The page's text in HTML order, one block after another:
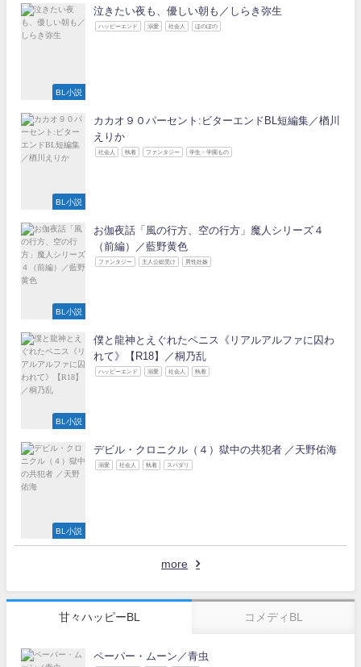
BL小説
泣きたい夜も、優しい朝も／しらき弥生
ハッピーエンド 溺愛 社会人 ほのぼの
BL小説
カカオ９０パーセント:ビターエンドBL短編集／楢川
えりか
社会人 執着 ファンタジー 学生・学園もの
BL小説
お伽夜話「風の行方、空の行方」魔人シリーズ４
（前編）／藍野黄色
ファンタジー 主人公総受け 男性妊娠
BL小説
僕と龍神とえぐれたペニス《リアルアルファに囚わ
れて》【R18】／桐乃乱
ハッピーエンド 溺愛 社会人 執着
BL小説
デビル・クロニクル（４）獄中の共犯者 ／天野佑海
溺愛 社会人 執着 スパダリ
more
甘々ハッピーBL コメディBL
ペーパー・ムーン／青虫